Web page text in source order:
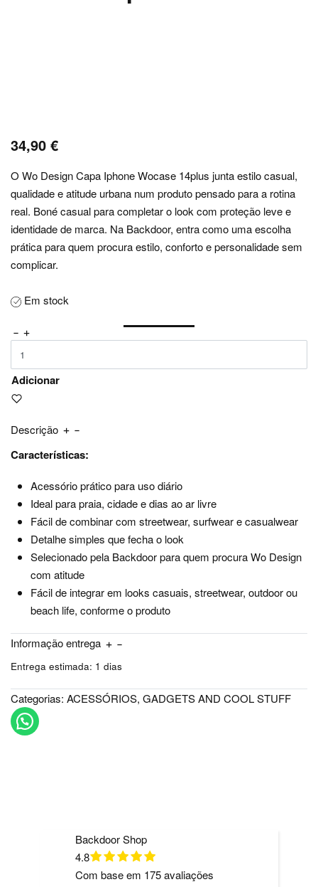
34,90 €
O Wo Design Capa Iphone Wocase 14plus junta estilo casual,
qualidade e atitude urbana num produto pensado para a rotina
real. Boné casual para completar o look com proteção leve e
identidade de marca. Na Backdoor, entra como uma escolha
prática para quem procura estilo, conforto e personalidade sem
complicar.
Em stock
Adicionar
Descrição
Características:
Acessório prático para uso diário
Ideal para praia, cidade e dias ao ar livre
Fácil de combinar com streetwear, surfwear e casualwear
Detalhe simples que fecha o look
Selecionado pela Backdoor para quem procura Wo Design
com atitude
Fácil de integrar em looks casuais, streetwear, outdoor ou
beach life, conforme o produto
Informação entrega
Entrega estimada: 1 dias
Categorias: ACESSÓRIOS, GADGETS AND COOL STUFF
Backdoor Shop
4.8
Com base em 175avaliações